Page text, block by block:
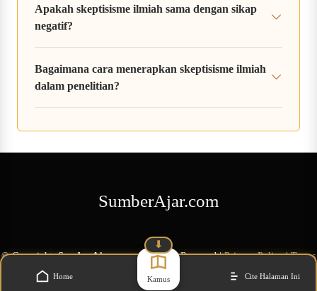
Apakah skeptisisme ilmiah sama dengan sikap
negatif?
Bagaimana cara menerapkan skeptisisme ilmiah
dalam penelitian?
SumberAjar.com
©Copyright SumberAjar.com All Rights Reserved|Privacy Policy|Terms
of Service
⬇
Home Kamus Cite Halaman Ini